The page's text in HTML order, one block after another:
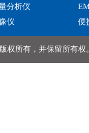
分析仪
仪
便
版权所有，并保留所有